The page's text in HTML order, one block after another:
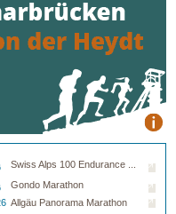
Swiss Alps 100 Endurance ...
Gondo Marathon
Allgäu Panorama Marathon